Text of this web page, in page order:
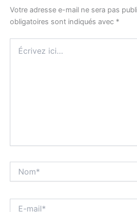
Votre adresse e-mail ne sera pas
obligatoires sont indiqués avec *
ici…